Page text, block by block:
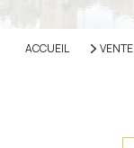
ACCUEIL VENTE